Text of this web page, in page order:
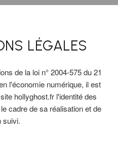
LÉGALES
de la loi n° 2004-575 du 21
l'économie numérique, il est
hollyghost.fr l'identité des
cadre de sa réalisation et de
suivi.